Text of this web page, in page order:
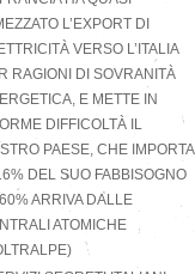
L’EXPORT DI
VERSO L’ITALIA
RAGIONI DI SOVRANITÀ
E METTE IN
DIFFICOLTÀ IL
PAESE, CHE IMPORTA
DEL SUO FABBISOGNO
ARRIVA DALLE
ATOMICHE